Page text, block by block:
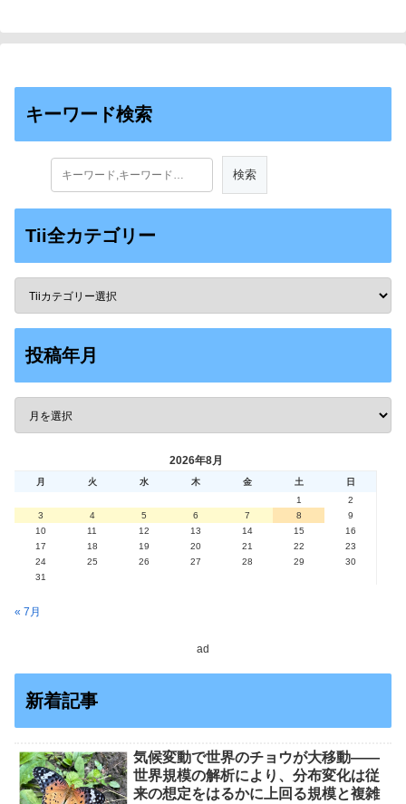
キーワード検索
Tii全カテゴリー
投稿年月
2026年8月
月 火 水 木 金 土
日
1
2
3
4 5 6 7 8
9
10
11 12 13 14 15
16
17
18 19 20 21 22
23
24
25 26 27 28 29
30
31
« 7月
ad
新着記事
気候変動で世界のチョウが大移動――
世界規模の解析により、分布変化は従
来の想定をはるかに上回る規模と複雑